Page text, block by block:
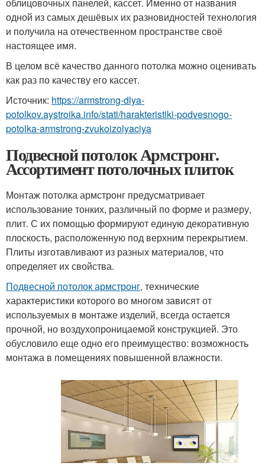
одной из самых дешёвых их разновидностей технология
и получила на отечественном пространстве своё
настоящее имя.
В целом всё качество данного потолка можно оценивать
как раз по качеству его кассет.
Источник: https://armstrong-dlya-
potolkov.aystroika.info/stati/harakteristiki-podvesnogo-
potolka-armstrong-zvukoizolyaciya
Подвесной потолок Армстронг.
Ассортимент потолочных плиток
Монтаж потолка армстронг предусматривает
использование тонких, различный по форме и размеру,
плит. С их помощью формируют единую декоративную
плоскость, расположенную под верхним перекрытием.
Плиты изготавливают из разных материалов, что
определяет их свойства.
Подвесной потолок армстронг, технические
характеристики которого во многом зависят от
используемых в монтаже изделий, всегда остается
прочной, но воздухопроницаемой конструкцией. Это
обусловило еще одно его преимущество: возможность
монтажа в помещениях повышенной влажности.